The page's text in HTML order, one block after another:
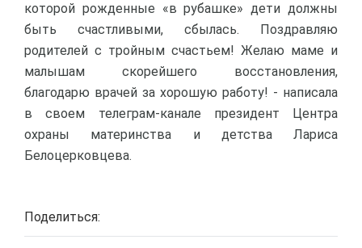
которой рожденные «в рубашке» дети должны
быть счастливыми, сбылась. Поздравляю
родителей с тройным счастьем! Желаю маме и
малышам скорейшего восстановления,
благодарю врачей за хорошую работу! - написала
в своем телеграм-канале президент Центра
охраны материнства и детства Лариса
Белоцерковцева.
Поделиться: